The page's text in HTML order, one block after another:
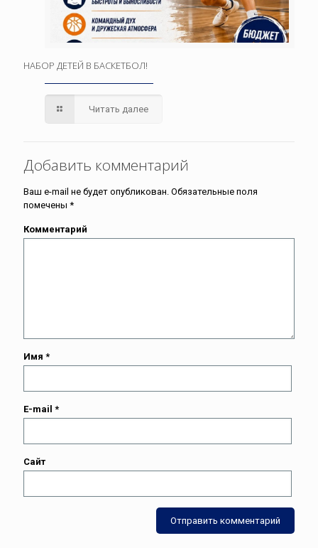
НАБОР ДЕТЕЙ В БАСКЕТБОЛ!
Читать далее
Добавить комментарий
Ваш e-mail не будет опубликован. Обязательные поля
помечены *
Комментарий
Имя *
E-mail *
Сайт